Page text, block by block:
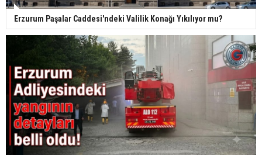
Erzurum Paşalar Caddesi'ndeki Valilik Konağı Yıkılıyor mu?